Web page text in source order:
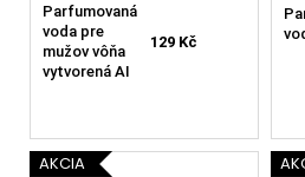
Parfumovaná
voda pre
mužov vôňa
vytvorená AI
129 Kč
AKCIA